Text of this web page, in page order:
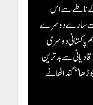
ناطے سے اس
بہت سارے دوسرے
دوسری
سے بدترین
‘گنداٹھانے